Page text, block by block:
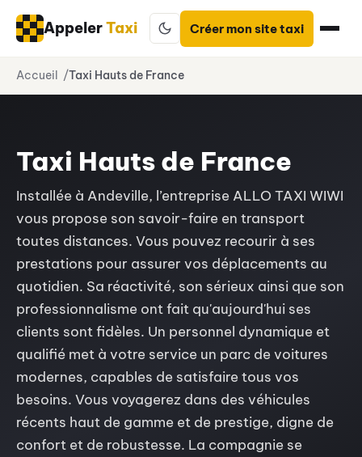
Aller
AppelerTaxi Créer mon site taxi
Accueil Taxi Hauts de France
Taxi Hauts de France
Installée à Andeville, l’entreprise ALLO TAXI WIWI
vous propose son savoir-faire en transport
toutes distances. Vous pouvez recourir à ses
prestations pour assurer vos déplacements au
quotidien. Sa réactivité, son sérieux ainsi que son
professionnalisme ont fait qu'aujourd'hui ses
clients sont fidèles. Un personnel dynamique et
qualifié met à votre service un parc de voitures
modernes, capables de satisfaire tous vos
besoins. Vous voyagerez dans des véhicules
récents haut de gamme et de prestige, digne de
confort et de robustesse. La compagnie se